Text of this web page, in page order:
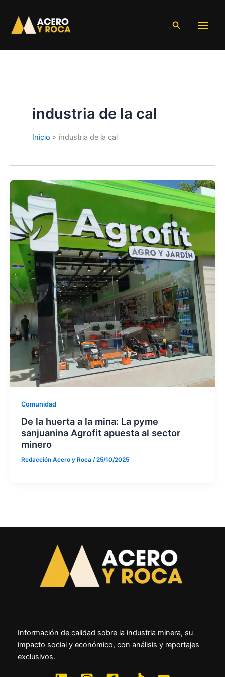
contenido
Buscar
industria de la cal
Inicio industria de la cal
Comunidad
De la huerta a la mina: La pyme
sanjuanina Agrofit apuesta al sector
minero
Redacción Acero y Roca /25/10/2025
Información de calidad sobre la industria minera, su
impacto social y económico, con análisis y reportajes
exclusivos.